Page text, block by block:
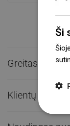
Greitas
Klientų
Ši